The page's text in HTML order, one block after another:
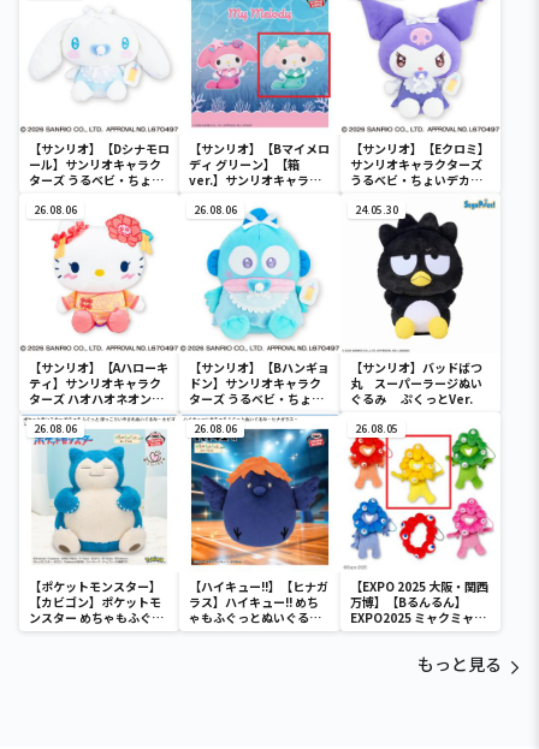
【サンリオ】【Dシナモロ
ール】サンリオキャラク
ターズ うるベビ・ちょい
【サンリオ】【Bマイメロ
ディ グリーン】【箱
ver.】サンリオキャラク
SOFVIMATES～マイメロ
ディ マーメイドver. ～
【サンリオ】【Eクロミ】
サンリオキャラクターズ
うるベビ・ちょいデカド
26.08.06
【サンリオ】【Aハローキ
ティ】サンリオキャラク
ターズ ハオハオネオンタ
ウンドールBIGタイプ1
26.08.06
【サンリオ】【Bハンギョ
ドン】サンリオキャラク
ターズ うるベビ・ちょい
デカドール
24.05.30
【サンリオ】バッドばつ
丸 スーパーラージぬい
ぐるみ ぷくっとVer.
26.08.06
【ポケットモンスター】
【カビゴン】ポケットモ
ンスター めちゃもふぐっ
と ほっこりいやされぬい
26.08.06
【ハイキュー!!】【ヒナガ
ラス】ハイキュー!! めち
ゃもふぐっとぬいぐるみ
～ヒナガラス～
26.08.05
【EXPO 2025 大阪・関西
万博】【Bるんるん】
EXPO2025 ミャクミャク
カラフルゴム紐付きぬい
もっと見る